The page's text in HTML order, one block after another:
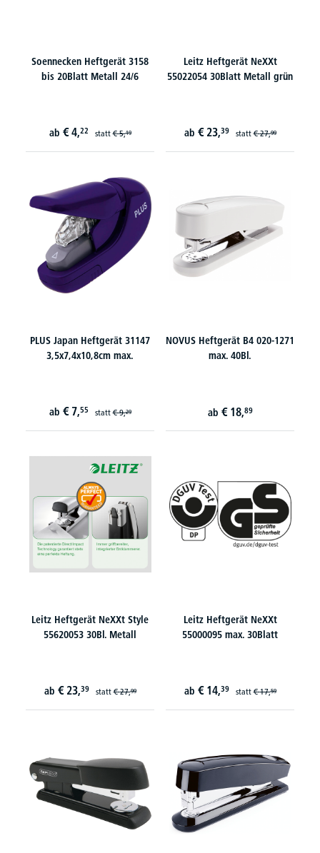
Soennecken Heftgerät 3158
bis 20Blatt Metall 24/6
ab € 4,22 statt€ 5,19
Leitz Heftgerät NeXXt
55022054 30Blatt Metall grün
ab € 23,39 statt€ 27,99
PLUS Japan Heftgerät 31147
3,5x7,4x10,8cm max.
ab € 7,55 statt€ 9,29
NOVUS Heftgerät B4 020-1271
max. 40Bl.
ab € 18,89
Leitz Heftgerät NeXXt Style
55620053 30Bl. Metall
ab € 23,39 statt€ 27,99
Leitz Heftgerät NeXXt
55000095 max. 30Blatt
ab € 14,39 statt€ 17,59